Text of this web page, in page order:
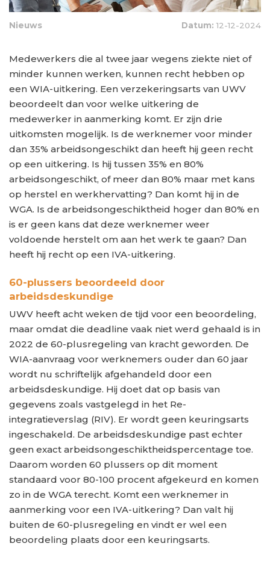
Nieuws Datum:12-12-2024
Medewerkers die al twee jaar wegens ziekte niet of
minder kunnen werken, kunnen recht hebben op
een WIA-uitkering. Een verzekeringsarts van UWV
beoordeelt dan voor welke uitkering de
medewerker in aanmerking komt. Er zijn drie
uitkomsten mogelijk. Is de werknemer voor minder
dan 35% arbeidsongeschikt dan heeft hij geen recht
op een uitkering. Is hij tussen 35% en 80%
arbeidsongeschikt, of meer dan 80% maar met kans
op herstel en werkhervatting? Dan komt hij in de
WGA. Is de arbeidsongeschiktheid hoger dan 80% en
is er geen kans dat deze werknemer weer
voldoende herstelt om aan het werk te gaan? Dan
heeft hij recht op een IVA-uitkering.
60-plussers beoordeeld door
arbeidsdeskundige
UWV heeft acht weken de tijd voor een beoordeling,
maar omdat die deadline vaak niet werd gehaald is in
2022 de 60-plusregeling van kracht geworden. De
WIA-aanvraag voor werknemers ouder dan 60 jaar
wordt nu schriftelijk afgehandeld door een
arbeidsdeskundige. Hij doet dat op basis van
gegevens zoals vastgelegd in het Re-
integratieverslag (RIV). Er wordt geen keuringsarts
ingeschakeld. De arbeidsdeskundige past echter
geen exact arbeidsongeschiktheidspercentage toe.
Daarom worden 60 plussers op dit moment
standaard voor 80-100 procent afgekeurd en komen
zo in de WGA terecht. Komt een werknemer in
aanmerking voor een IVA-uitkering? Dan valt hij
buiten de 60-plusregeling en vindt er wel een
beoordeling plaats door een keuringsarts.